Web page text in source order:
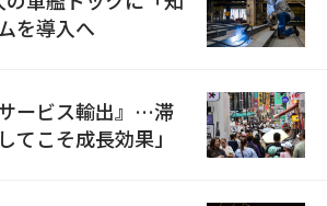
を導入へ
ービス輸出』…滞
てこそ成長効果」